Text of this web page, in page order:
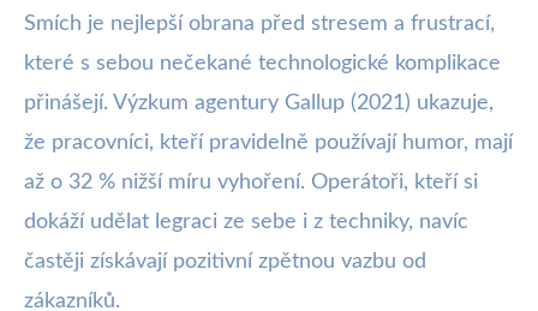
Smích je nejlepší obrana před stresem a frustrací,
které s sebou nečekané technologické komplikace
přinášejí. Výzkum agentury Gallup (2021) ukazuje,
že pracovníci, kteří pravidelně používají humor, mají
až o 32 % nižší míru vyhoření. Operátoři, kteří si
dokáží udělat legraci ze sebe i z techniky, navíc
častěji získávají pozitivní zpětnou vazbu od
zákazníků.